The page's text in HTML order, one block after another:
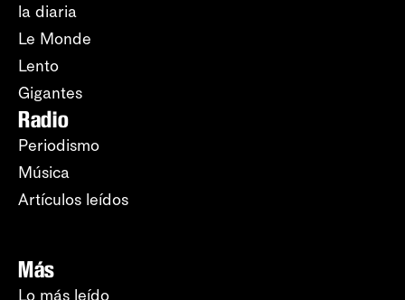
la diaria
Le Monde
Lento
Gigantes
Radio
Periodismo
Música
Artículos leídos
Más
Lo más leído